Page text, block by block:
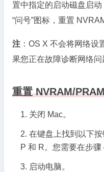
置中指定的启动磁盘启
“问号”图标，重置
注 ：OS X 不会将网络
果您正在故障诊断网络问
重置 NVRAM/
关闭 Mac。
在键盘上找到以下
P 和 R。您需要在步骤
启动电脑。